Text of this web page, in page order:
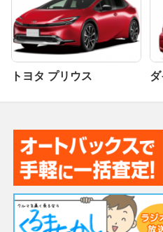
トヨタ プリウス